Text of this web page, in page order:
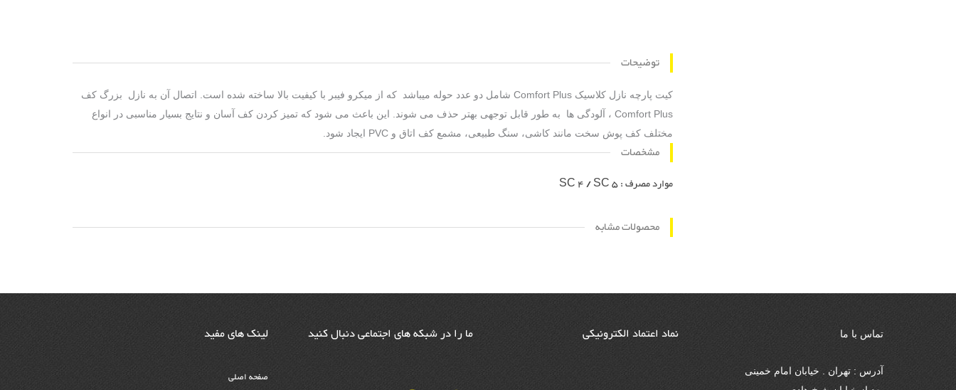
توضیحات
کیت پارچه نازل کلاسیک Comfort Plus شامل دو عدد حوله میباشد که از میکرو فیبر با کیفیت بالا ساخته شده است. اتصال آن به نازل بزرگ کف
Comfort Plus ، آلودگی ها به طور قابل توجهی بهتر حذف می شوند. این باعث می شود که تمیز کردن کف آسان و نتایج بسیار مناسبی در انواع
مختلف کف پوش سخت مانند کاشی، سنگ طبیعی، مشمع کف اتاق و PVC ایجاد شود.
مشخصات
موارد مصرف : SC 4 / SC 5
محصولات مشابه
تماس با ما
آدرس : تهران . خیابان امام خمینی
نماد اعتماد الکترونیکی ما را در شبکه های اجتماعی دنبال کنید لینک های مفید
صفحه اصلی